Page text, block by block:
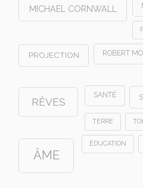
MICHAEL CORNWALL
PROJECTION ROBERT
RÊVES
SANTÉ
TERRE
ÂME
ÉDUCATION